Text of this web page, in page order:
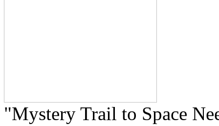
"Mystery Trail to Space